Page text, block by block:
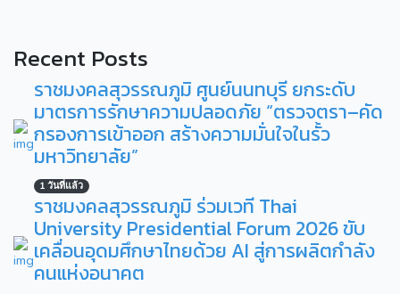
Recent Posts
ราชมงคลสุวรรณภูมิ ศูนย์นนทบุรี ยกระดับ
มาตรการรักษาความปลอดภัย “ตรวจตรา–คัด
กรองการเข้าออก สร้างความมั่นใจในรั้ว
มหาวิทยาลัย”
1 วันที่แล้ว
ราชมงคลสุวรรณภูมิ ร่วมเวที Thai
University Presidential Forum 2026 ขับ
เคลื่อนอุดมศึกษาไทยด้วย AI สู่การผลิตกำลัง
คนแห่งอนาคต